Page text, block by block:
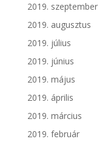
2019. szeptember
2019. augusztus
2019. július
2019. június
2019. május
2019. április
2019. március
2019. február